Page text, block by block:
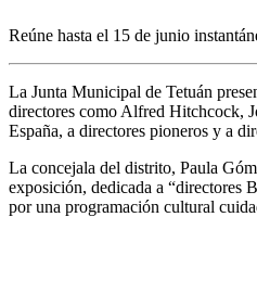
Reúne hasta el 15 de junio
La Junta Municipal de Tetuán
directores como Alfred Hitchcock,
España, a directores pioneros y a
La concejala del distrito, Paula
exposición, dedicada a “directores
por una programación cultural